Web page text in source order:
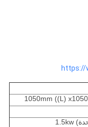
https://
1050mm ((L)